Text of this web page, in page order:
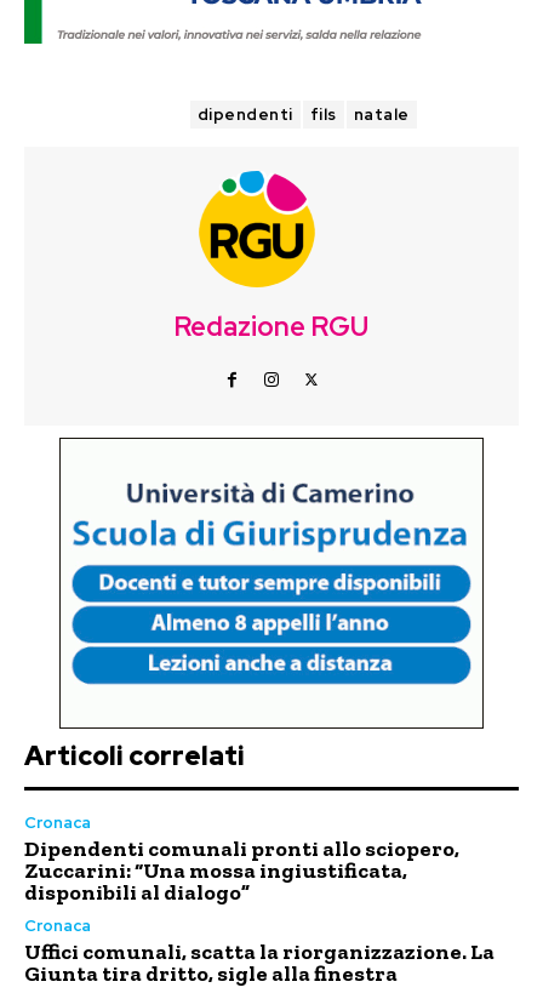
dipendenti fils natale
Redazione RGU
Articoli correlati
Cronaca
Dipendenti comunali pronti allo sciopero,
Zuccarini: “Una mossa ingiustificata,
disponibili al dialogo”
Cronaca
Uffici comunali, scatta la riorganizzazione. La
Giunta tira dritto, sigle alla finestra